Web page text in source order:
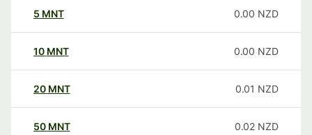
5 MNT 0.00 NZD
10 MNT 0.00 NZD
20 MNT 0.01 NZD
50 MNT 0.02 NZD